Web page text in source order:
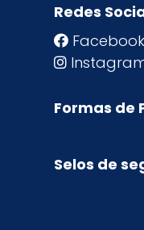
Redes
Facebook
Formas de
Selos de